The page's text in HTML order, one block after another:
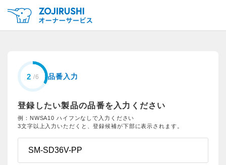
品番入力
登録したい製品の品番を入力ください
例：NWSA10 ハイフンなしで入力ください
3文字以上入力いただくと、登録候補が下部に表示されます。